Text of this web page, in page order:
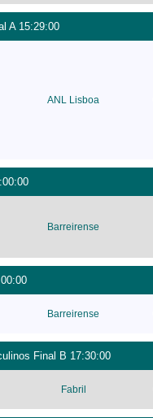
A 15:29:00
ANL Lisboa
Barreirense
Barreirense
Final B 17:30:00
Fabril